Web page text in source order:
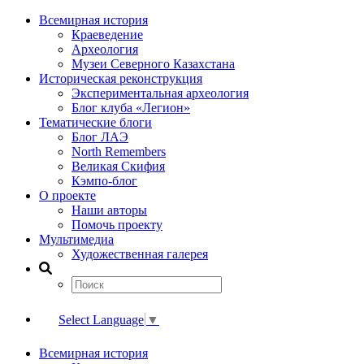
Всемирная история
Краеведение
Археология
Музеи Северного Казахстана
Историческая реконструкция
Экспериментальная археология
Блог клуба «Легион»
Тематические блоги
Блог ЛАЭ
North Remembers
Великая Скифия
Кэмпо-блог
О проекте
Наши авторы
Помочь проекту
Мультимедиа
Художественная галерея
Select Language ▼
Всемирная история